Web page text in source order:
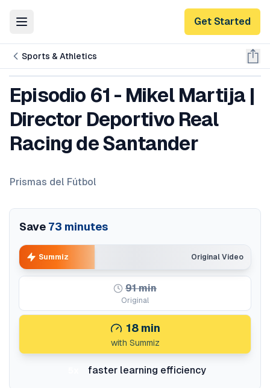
Toggle Menu Get Started
Sports & Athletics
Episodio 61 - Mikel Martija |
Director Deportivo Real
Racing de Santander
Prismas del Fútbol
Save 73 minutes
Original Video
Summiz
91min
Original
18min
with Summiz
faster learning efficiency